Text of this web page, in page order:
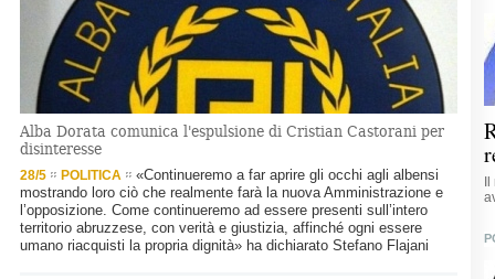
Alba Dorata comunica l'espulsione di Cristian Castorani per
disinteresse
28/5 POLITICA
«Continueremo a far aprire gli occhi agli albensi
mostrando loro ciò che realmente farà la nuova Amministrazione e
l’opposizione. Come continueremo ad essere presenti sull’intero
territorio abruzzese, con verità e giustizia, affinché ogni essere
umano riacquisti la propria dignità» ha dichiarato Stefano Flajani